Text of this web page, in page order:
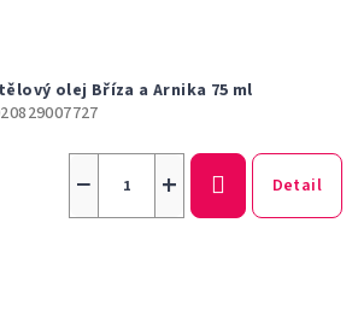
olej Bříza a Arnika 75 ml
+
− Detail